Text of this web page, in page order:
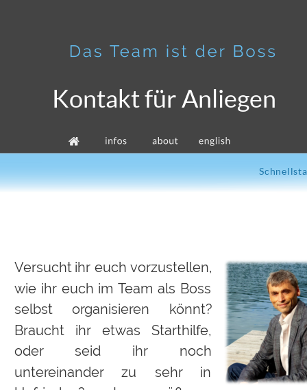
Kontakt für Anliegen
Versucht ihr euch vorzustellen,
wie ihr euch im Team als Boss
selbst
organisieren
könnt?
Braucht
ihr etwas
Starthilfe,
oder
seid ihr
noch
untereinander
zu sehr
in